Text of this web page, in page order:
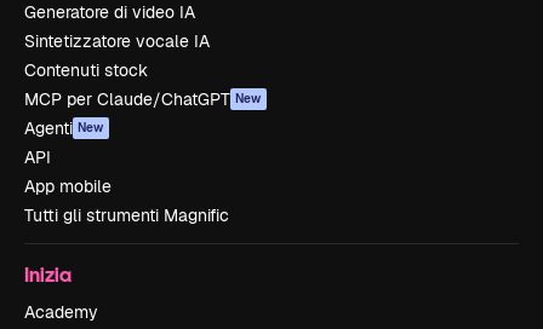
Generatore di video IA
Sintetizzatore vocale IA
Contenuti stock
MCP per Claude/ChatGPT New
Agenti New
API
App mobile
Tutti gli strumenti Magnific
Inizia
Academy